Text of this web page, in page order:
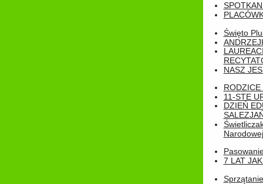
Święto
NASZ
RODZICE
11-STE
DZIEŃ
Narodowej
7 LAT